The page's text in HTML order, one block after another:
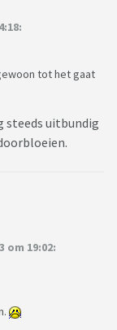
tot het gaat
steeds uitbundig
19:02: